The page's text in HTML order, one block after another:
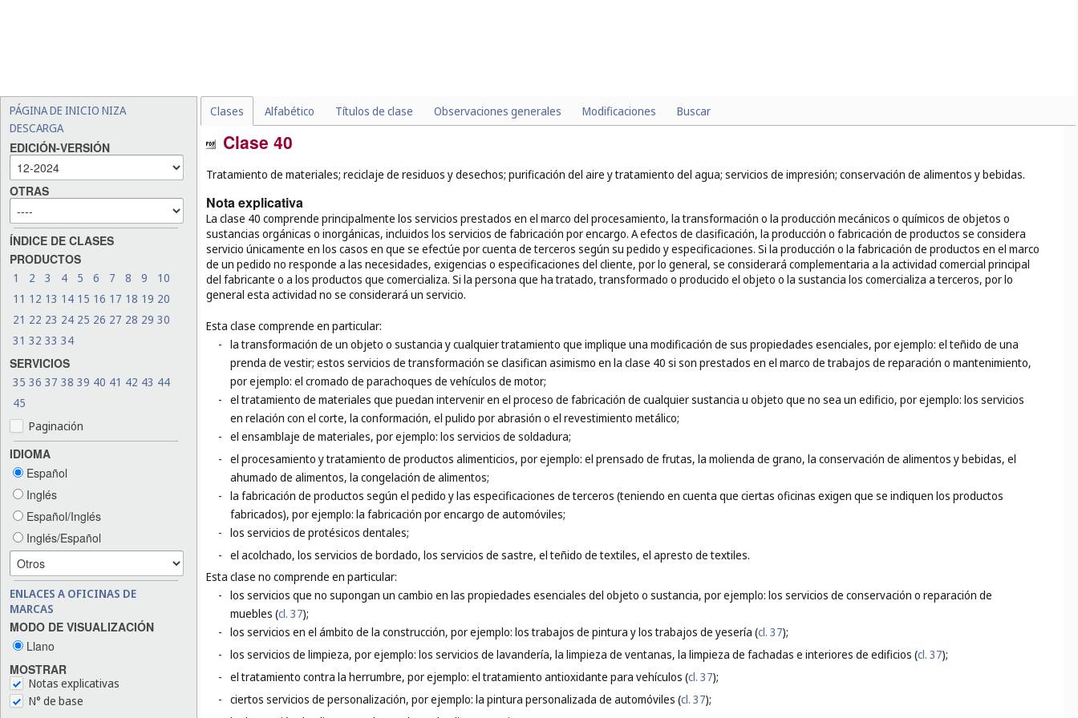
PÁGINA DE INICIO NIZA
DESCARGA
EDICIÓN-VERSIÓN
OTRAS
ÍNDICE DE CLASES
PRODUCTOS
1 2 3 4 5 6 7 8 9
10
11 12 13 14 15 16 17 18 19 20
21 22 23 24 25 26 27 28 29 30
31 32 33 34
SERVICIOS
35 36 37 38 39 40 41 42 43 44
45
Paginación
IDIOMA
Español
Inglés
Español/Inglés
Inglés/Español
ENLACES A OFICINAS DE
MARCAS
MODO DE VISUALIZACIÓN
Llano
MOSTRAR
Notas explicativas
N° de base
Clases Alfabético Títulos de clase Observaciones generales Modificaciones Buscar
Clase 40
Tratamiento de materiales; reciclaje de residuos y desechos; purificación del aire y tratamiento del agua; servicios de impresión; conservación de alimentos y bebidas.
Nota explicativa
La clase 40 comprende principalmente los servicios prestados en el marco del procesamiento, la transformación o la producción mecánicos o químicos de objetos o
sustancias orgánicas o inorgánicas, incluidos los servicios de fabricación por encargo. A efectos de clasificación, la producción o fabricación de productos se considera
servicio únicamente en los casos en que se efectúe por cuenta de terceros según su pedido y especificaciones. Si la producción o la fabricación de productos en el marco
de un pedido no responde a las necesidades, exigencias o especificaciones del cliente, por lo general, se considerará complementaria a la actividad comercial principal
del fabricante o a los productos que comercializa. Si la persona que ha tratado, transformado o producido el objeto o la sustancia los comercializa a terceros, por lo
general esta actividad no se considerará un servicio.
Esta clase comprende en particular:
- la transformación de un objeto o sustancia y cualquier tratamiento que implique una modificación de sus propiedades esenciales, por ejemplo: el teñido de una
prenda de vestir; estos servicios de transformación se clasifican asimismo en la clase 40 si son prestados en el marco de trabajos de reparación o mantenimiento,
por ejemplo: el cromado de parachoques de vehículos de motor;
- el tratamiento de materiales que puedan intervenir en el proceso de fabricación de cualquier sustancia u objeto que no sea un edificio, por ejemplo: los servicios
en relación con el corte, la conformación, el pulido por abrasión o el revestimiento metálico;
- el ensamblaje de materiales, por ejemplo: los servicios de soldadura;
- el procesamiento y tratamiento de productos alimenticios, por ejemplo: el prensado de frutas, la molienda de grano, la conservación de alimentos y bebidas, el
ahumado de alimentos, la congelación de alimentos;
- la fabricación de productos según el pedido y las especificaciones de terceros (teniendo en cuenta que ciertas oficinas exigen que se indiquen los productos
fabricados), por ejemplo: la fabricación por encargo de automóviles;
- los servicios de protésicos dentales;
- el acolchado, los servicios de bordado, los servicios de sastre, el teñido de textiles, el apresto de textiles.
Esta clase no comprende en particular:
- los servicios que no supongan un cambio en las propiedades esenciales del objeto o sustancia, por ejemplo: los servicios de conservación o reparación de
muebles (cl. 37);
- los servicios en el ámbito de la construcción, por ejemplo: los trabajos de pintura y los trabajos de yesería (cl. 37);
- los servicios de limpieza, por ejemplo: los servicios de lavandería, la limpieza de ventanas, la limpieza de fachadas e interiores de edificios (cl. 37);
- el tratamiento contra la herrumbre, por ejemplo: el tratamiento antioxidante para vehículos (cl. 37);
- ciertos servicios de personalización, por ejemplo: la pintura personalizada de automóviles (cl. 37);